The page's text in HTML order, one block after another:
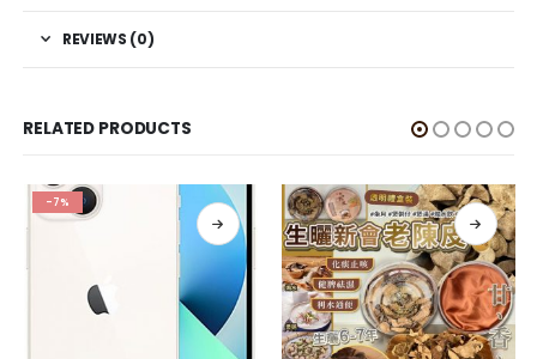
REVIEWS (0)
RELATED PRODUCTS
-7%